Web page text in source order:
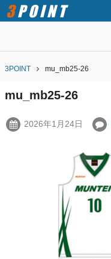
3POINT
3POINT mu_mb25-26
mu_mb25-26
2026年1月24日